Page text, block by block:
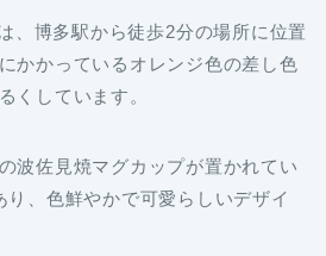
、博多駅から徒歩2分の場所に位置
かかっているオレンジ色の差し色
くしています。
波佐見焼マグカップが置かれてい
り、色鮮やかで可愛らしいデザイ